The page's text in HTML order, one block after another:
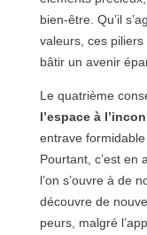
bien-être. Qu’il
valeurs, ces
bâtir un avenir
Le quatrième
l’espace à
entrave
Pourtant, c’est en
l’on s’ouvre à de
découvre de
peurs, malgré